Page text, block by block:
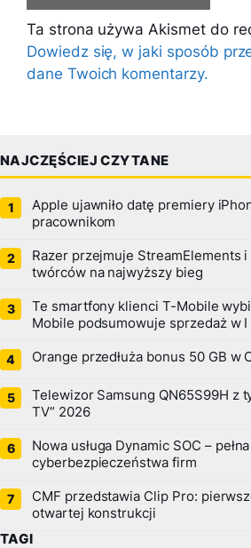
Ta strona używa Akismet do
Dowiedz się, w jaki sposób
dane Twoich komentarzy.
NAJCZĘŚCIEJ CZYTANE
Apple ujawniło datę premiery
pracownikom
Razer przejmuje StreamElements
twórców na najwyższy bieg
Te smartfony klienci T-Mobile
Mobile podsumowuje sprzedaż w I
Orange przedłuża bonus 50 GB w
Telewizor Samsung QN65S99H z
TV” 2026
Nowa usługa Dynamic SOC –
cyberbezpieczeństwa firm
CMF przedstawia Clip Pro:
otwartej konstrukcji
TAGI